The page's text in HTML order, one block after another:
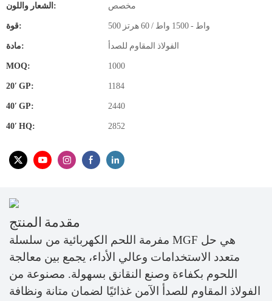
الشعار واللون: مخصص
قوة: 500 واط - 1500 واط / 60 هرتز
مادة: الفولاذ المقاوم للصدأ
MOQ: 1000
20′ GP: 1184
40′ GP: 2440
40′ HQ: 2852
مقدمة المنتج
مفرمة اللحم الكهربائية من سلسلة MGF هي حل
متعدد الاستخدامات وعالي الأداء، يجمع بين معالجة
اللحوم بكفاءة وصنع النقانق بسهولة. مصنوعة من
الفولاذ المقاوم للصدأ الآمن غذائيًا لضمان متانة ونظافة